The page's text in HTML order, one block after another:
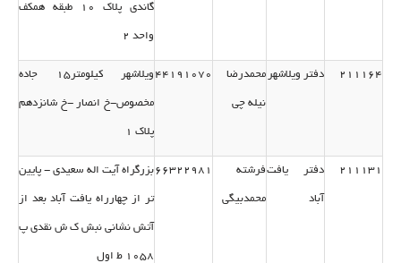
گاندی پلاك 10 طبقه همكف
واحد 2
211164 دفتر ویلاشهر محمدرضا
نیله چی
44191070 ویلاشهر كیلومتر15 جاده
مخصوص-خ انصار -خ شانزدهم
پلاك 1
211131 دفتر یافت
آباد
فرشته
محمدبیگی
66322981بزرگراه آیت اله سعیدی - پایین
تر از چهارراه یافت آباد بعد از
آتش نشانی نبش ك ش نقدی پ
1058 ط اول